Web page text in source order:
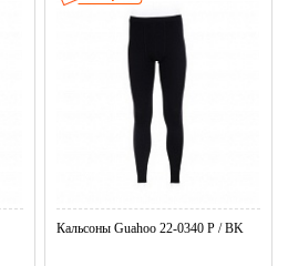
Кальсоны Guahoo 22-0340 P / BK